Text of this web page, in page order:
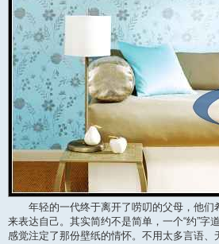
年轻的一代终于离开了唠叨的父母，他们
来表达自己。其实简约不是简单，一个“约”字
感觉注定了那份壁纸的情怀。不用太多言语、